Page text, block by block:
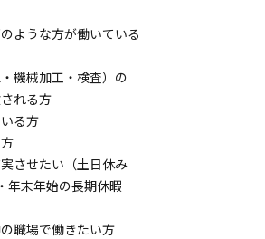
ような方が働いている
機械加工・検査）の
れる方
る方
させたい（土日休み
年末年始の長期休暇
職場で働きたい方